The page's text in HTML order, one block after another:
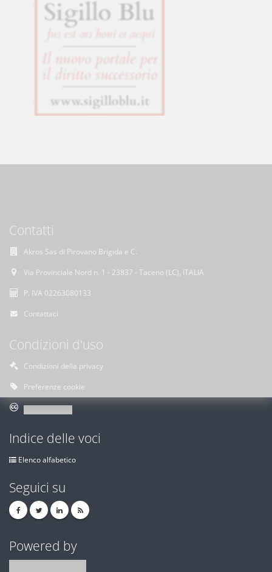
Contatti
Akros Sas di Pirovano Brigida e C.
Via Provinciale Nord n. 1 - 23837 - Taceno (LC), ITALIA
P. IVA 02263080133
Contattaci
Condizioni d'uso
Condizioni della privacy
Preferenze cookie
Indice delle voci
Elenco alfabetico
Seguici su
Powered by